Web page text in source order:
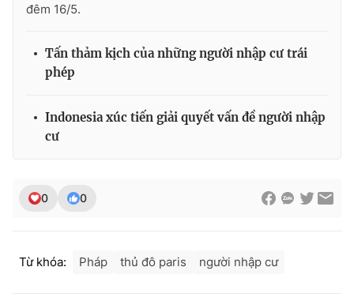
Video
VTV Money VTV Thể thao
Bất động sản
VTV4 Vươn mình bằng AI
đêm 16/5.
Tấn thảm kịch của những người nhập cư trái
phép
Indonesia xúc tiến giải quyết vấn đề người nhập
cư
0 0
Từ khóa: Pháp thủ đô paris người nhập cư